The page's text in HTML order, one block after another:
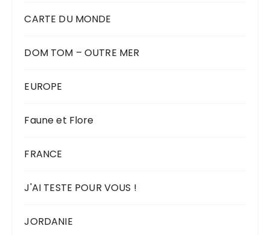
CARTE DU MONDE
DOM TOM – OUTRE MER
EUROPE
Faune et Flore
FRANCE
J'AI TESTE POUR VOUS !
JORDANIE